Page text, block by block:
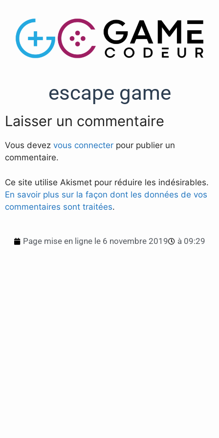
escape game
Laisser un commentaire
Vous devez vous connecter pour publier un
commentaire.
Ce site utilise Akismet pour réduire les indésirables.
En savoir plus sur la façon dont les données de vos
commentaires sont traitées.
Page mise en ligne le 6 novembre 2019 à 09:29